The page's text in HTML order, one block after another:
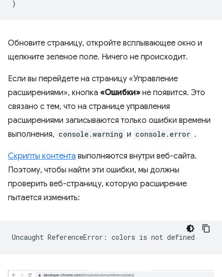
}
Обновите страницу, откройте всплывающее окно и
щелкните зеленое поле. Ничего не происходит.
Если вы перейдете на страницу «Управление
расширениями», кнопка «Ошибки» не появится. Это
связано с тем, что на странице управления
расширениями записываются только ошибки времени
выполнения, console.warning и console.error .
Скрипты контента выполняются внутри веб-сайта.
Поэтому, чтобы найти эти ошибки, мы должны
проверить веб-страницу, которую расширение
пытается изменить:
Uncaught ReferenceError: colors is not